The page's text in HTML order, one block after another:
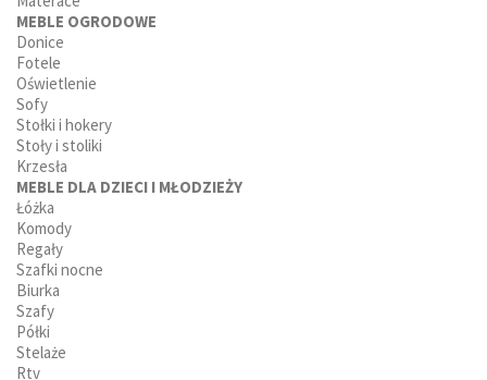
MEBLE OGRODOWE
Donice
Fotele
Oświetlenie
Sofy
Stołki i hokery
Stoły i stoliki
Krzesła
MEBLE DLA DZIECI I MŁODZIEŻY
Łóżka
Komody
Regały
Szafki nocne
Biurka
Szafy
Półki
Stelaże
Rtv